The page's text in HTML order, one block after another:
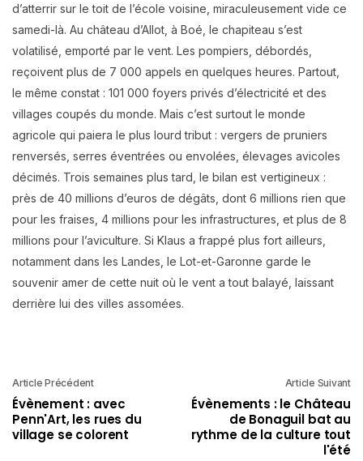
d’atterrir sur le toit de l’école voisine, miraculeusement vide ce
samedi-là. Au château d’Allot, à Boé, le chapiteau s’est
volatilisé, emporté par le vent. Les pompiers, débordés,
reçoivent plus de 7 000 appels en quelques heures. Partout,
le même constat : 101 000 foyers privés d’électricité et des
villages coupés du monde. Mais c’est surtout le monde
agricole qui paiera le plus lourd tribut : vergers de pruniers
renversés, serres éventrées ou envolées, élevages avicoles
décimés. Trois semaines plus tard, le bilan est vertigineux :
près de 40 millions d’euros de dégâts, dont 6 millions rien que
pour les fraises, 4 millions pour les infrastructures, et plus de 8
millions pour l’aviculture. Si Klaus a frappé plus fort ailleurs,
notamment dans les Landes, le Lot-et-Garonne garde le
souvenir amer de cette nuit où le vent a tout balayé, laissant
derrière lui des villes assomées.
Article Précédent
Évènement : avec
Penn'Art, les rues du
village se colorent
Article Suivant
Évènements : le Château
de Bonaguil bat au
rythme de la culture tout
l'été